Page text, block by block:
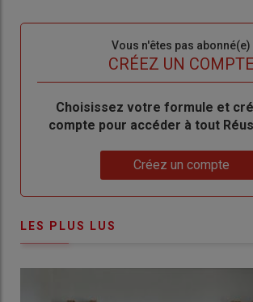
Vous n'êtes pas abonné(e)
CRÉEZ UN COMPTE
BodyChoisissez votre formule et
compte pour accéder à tout
Créez un compte
LES PLUS LUS